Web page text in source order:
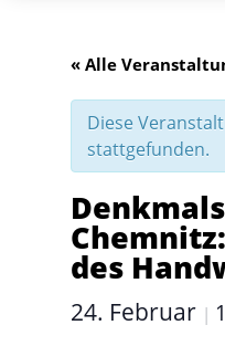
« Alle
Diese
stattgefunden.
des
24. Februar |